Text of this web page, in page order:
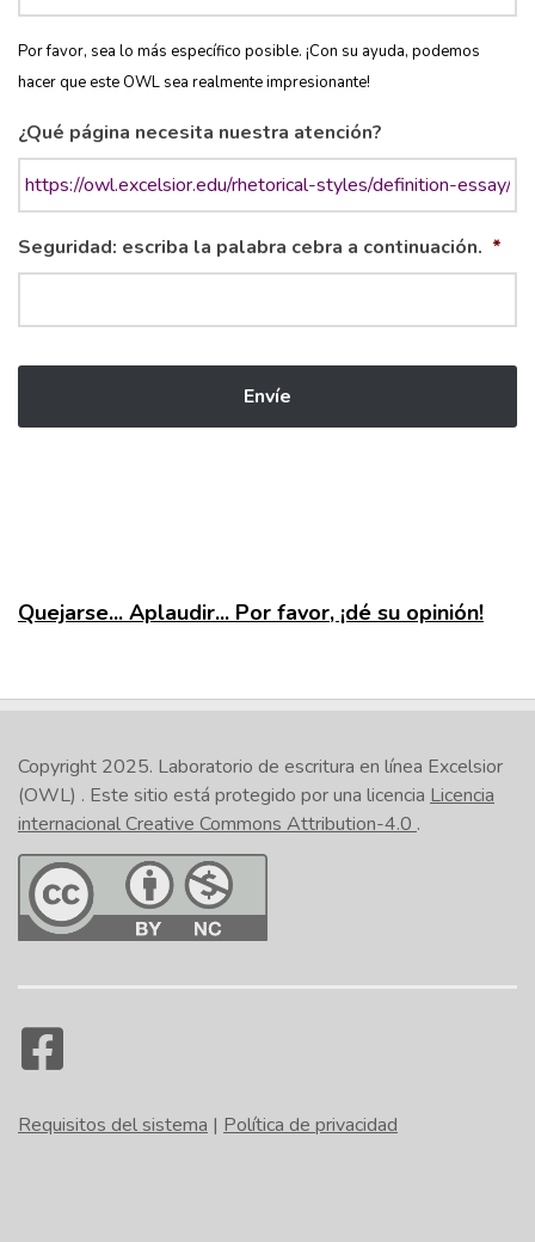
Por favor, sea lo más específico posible. ¡Con su ayuda, podemos
hacer que este OWL sea realmente impresionante!
¿Qué página necesita nuestra atención?
Seguridad: escriba la palabra cebra a continuación. *
Quejarse... Aplaudir... Por favor, ¡dé su opinión!
Copyright 2025. Laboratorio de escritura en línea Excelsior
(OWL) . Este sitio está protegido por una licencia Licencia
internacional Creative Commons Attribution-4.0 .
Requisitos del sistema | Política de privacidad